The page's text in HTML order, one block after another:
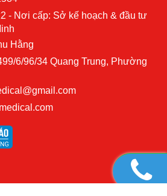
- Nơi cấp: Sở kế hoạch & đầu tư
Hằng
6/96/34 Quang Trung, Phường